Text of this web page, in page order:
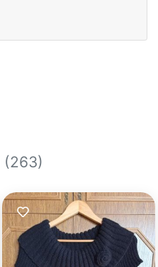
(263)